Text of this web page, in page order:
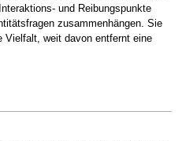
und Reibungspunkte
zusammenhängen. Sie
Vielfalt, weit davon entfernt eine